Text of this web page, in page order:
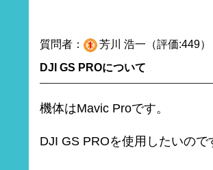
質問者：
芳川 浩一（評価:449）
DJI GS PROについて
機体はMavic Proです。
DJI GS PROを使用したいの